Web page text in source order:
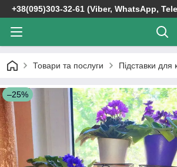
+38(095)303-32-61 (Viber, WhatsApp,
Товари та послуги Підставки для
–25%